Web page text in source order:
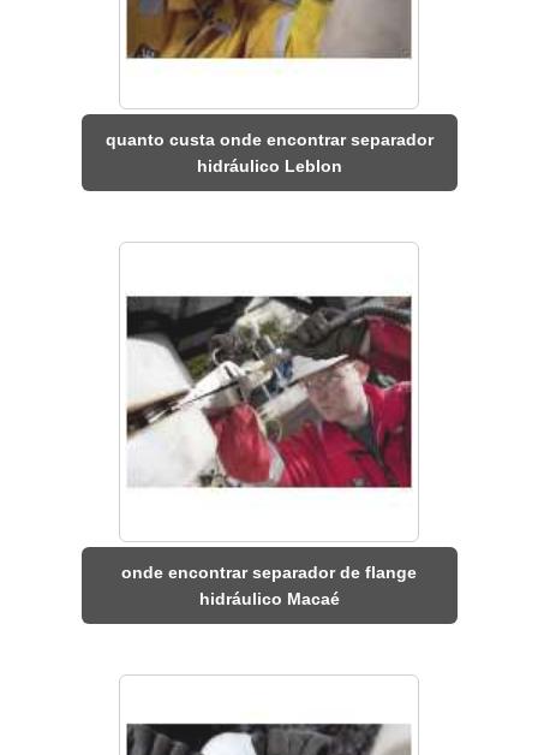
quanto custa onde encontrar separador
hidráulico Leblon
onde encontrar separador de flange
hidráulico Macaé